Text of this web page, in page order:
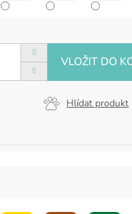
Hlídat produkt